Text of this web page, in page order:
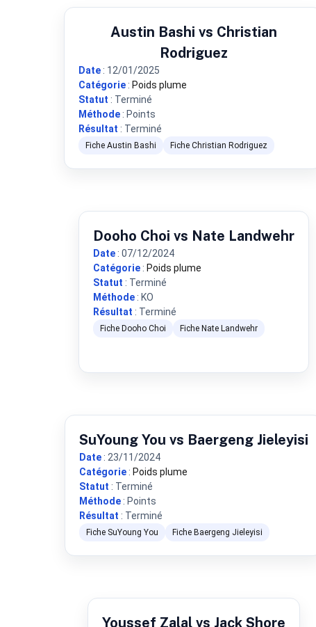
Austin Bashi vs Christian
Rodriguez
Date : 12/01/2025
Catégorie : Poids plume
Statut : Terminé
Méthode : Points
Résultat : Terminé
Fiche Austin Bashi Fiche Christian Rodriguez
Dooho Choi vs Nate Landwehr
Date: 07/12/2024
Catégorie: Poids plume
Statut : Terminé
Méthode: KO
Résultat : Terminé
Fiche Dooho Choi Fiche Nate Landwehr
SuYoung You vs Baergeng Jieleyisi
Date: 23/11/2024
Catégorie: Poids plume
Statut : Terminé
Méthode: Points
Résultat : Terminé
Fiche SuYoung You Fiche Baergeng Jieleyisi
Youssef Zalal vs Jack Shore